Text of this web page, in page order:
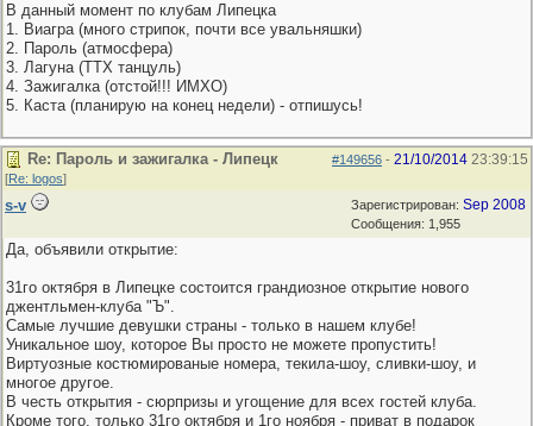
В данный момент по клубам Липецка
1. Виагра (много стрипок, почти все увальняшки)
2. Пароль (атмосфера)
3. Лагуна (ТТХ танцуль)
4. Зажигалка (отстой!!! ИМХО)
5. Каста (планирую на конец недели) - отпишусь!
#149656 - 21/10/2014 23:39:15
Re: Пароль и зажигалка - Липецк
[Re: logos]
Зарегистрирован: Sep 2008
Сообщения: 1,955
s-v
Да, объявили открытие:
31го октября в Липецке состоится грандиозное открытие нового
джентльмен-клуба "Ъ".
Самые лучшие девушки страны - только в нашем клубе!
Уникальное шоу, которое Вы просто не можете пропустить!
Виртуозные костюмированые номера, текила-шоу, сливки-шоу, и
многое другое.
В честь открытия - сюрпризы и угощение для всех гостей клуба.
Кроме того, только 31го октября и 1го ноября - приват в подарок